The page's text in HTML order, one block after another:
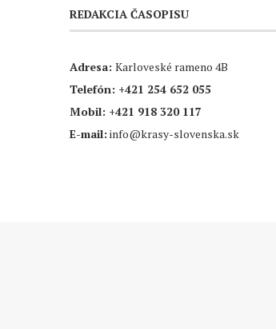
REDAKCIA ČASOPISU
Adresa: Karloveské rameno 4B
Telefón: +421 254 652 055
Mobil: +421 918 320 117
E-mail: info@krasy-slovenska.sk